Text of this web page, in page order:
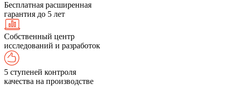
Бесплатная расширенная
гарантия до 5 лет
Собственный центр
исследований и разработок
5 ступеней контроля
качества на производстве